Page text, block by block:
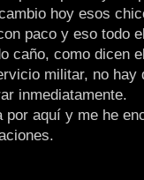
hoy esos
paco y eso todo
caño, como dicen
militar, no hay
inmediatamente.
por aquí y me he